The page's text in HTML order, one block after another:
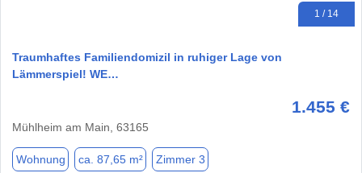
1 / 14
Traumhaftes Familiendomizil in ruhiger Lage von
Lämmerspiel! WE…
1.455 €
Mühlheim am Main, 63165
Wohnung ca. 87,65 m² Zimmer 3